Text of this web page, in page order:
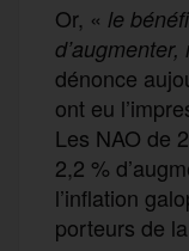
Or, « le
dénonce
ont eu
Les NAO de
2,2 %
l’inflation
porteurs de